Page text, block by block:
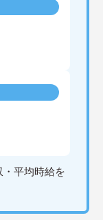
平均時給を